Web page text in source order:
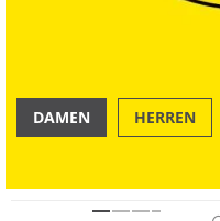
DAMEN HERREN